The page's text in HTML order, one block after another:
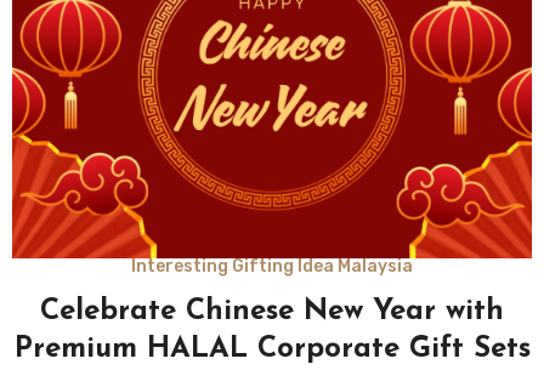
Interesting Gifting Idea Malaysia
Celebrate Chinese New Year with
Premium HALAL Corporate Gift Sets